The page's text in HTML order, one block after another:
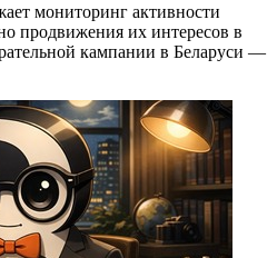
мониторинг активности
продвижения их интересов в
кампании в Беларуси —